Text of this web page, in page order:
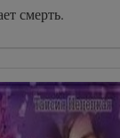
смерть.